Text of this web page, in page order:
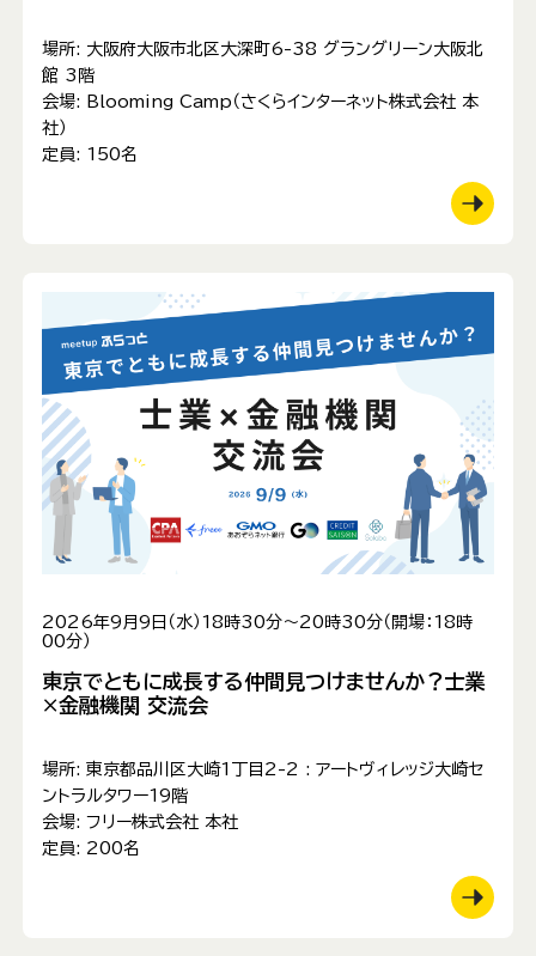
場所: 大阪府大阪市北区大深町6-38 グラングリーン大阪北
館 3階
会場:
Blooming Camp（さくらインターネット株式会社 本
社）
定員: 150名
2026年9月9日（水）18時30分～20時30分（開場：18時
00分）
東京でともに成長する仲間見つけませんか？士業
×金融機関 交流会
場所: 東京都品川区大崎1丁目2-2 : アートヴィレッジ大崎セ
ントラルタワー19階
会場: フリー株式会社 本社
定員: 200名